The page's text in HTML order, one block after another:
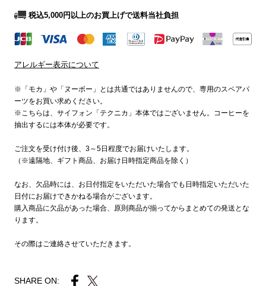
税込5,000円以上のお買上げで送料当社負担
アレルギー表示について
※「モカ」や「ヌーボー」とは共通ではありませんので、専用のスペアパ
ーツをお買い求めください。
※こちらは、サイフォン「テクニカ」本体ではございません。コーヒーを
抽出するには本体が必要です。
ご注文を受け付け後、3～5日程度でお届けいたします。
（※遠隔地、ギフト商品、お届け日時指定商品を除く）
なお、欠品時には、お日付指定をいただいた場合でも日時指定いただいた
日付にお届けできかねる場合がございます。
購入商品に欠品があった場合、原則商品が揃ってからまとめての発送とな
ります。
その際はご連絡させていただきます。
SHARE ON: